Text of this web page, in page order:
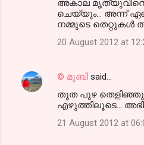
അകാല മൃത്യുവിനെ
ചെയ്യും... അന്ന്
നമ്മുടെ തെറ്റുകള്‍
20 August 2012 at
© മുബി said…
തൂത പുഴ തെളിഞ്ഞു
എഴുത്തിലൂടെ...
21 August 2012 at